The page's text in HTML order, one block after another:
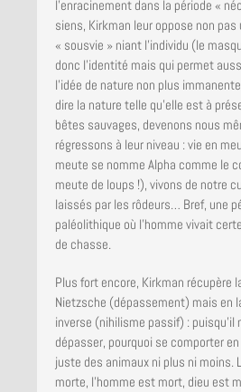
l’enracinement dans la période «
siens, Kirkman leur oppose non
« sousvie » niant l’individu (le
donc l’identité mais qui permet
l’idée de nature non plus
dire la nature telle qu’elle est à
bêtes sauvages, devenons nous
régressons à leur niveau : vie en
meute se nomme Alpha comme le
meute de loups !), vivons de notre
laissés par les rôdeurs… Bref, une
paléolithique où l’homme vivait
de chasse.
Plus fort encore, Kirkman récupère
Nietzsche (dépassement) mais en
inverse (nihilisme passif) : puisqu’il
dépasser, pourquoi se comporter
juste des animaux ni plus ni moins.
morte, l’homme est mort, dieu est